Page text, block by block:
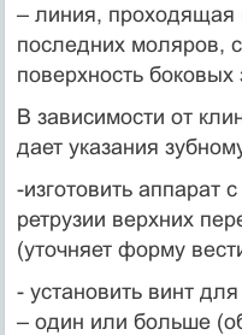
– линия, проходящая
последних моляров,
поверхность боковых
В зависимости от
дает указания
-изготовить аппарат
ретрузии верхних
(уточняет форму
- установить винт
– один или больше